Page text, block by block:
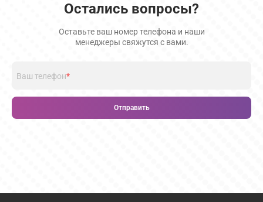
Остались вопросы?
Оставьте ваш номер телефона и наши
менеджеры свяжутся с вами.
Ваш телефон*
Отправить